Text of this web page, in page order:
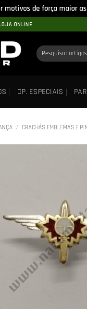
motivos de força maior
ONLINE
Pesquisar
por:
OP. ESPECIAIS
/ CRACHÁS EMBLEMAS E